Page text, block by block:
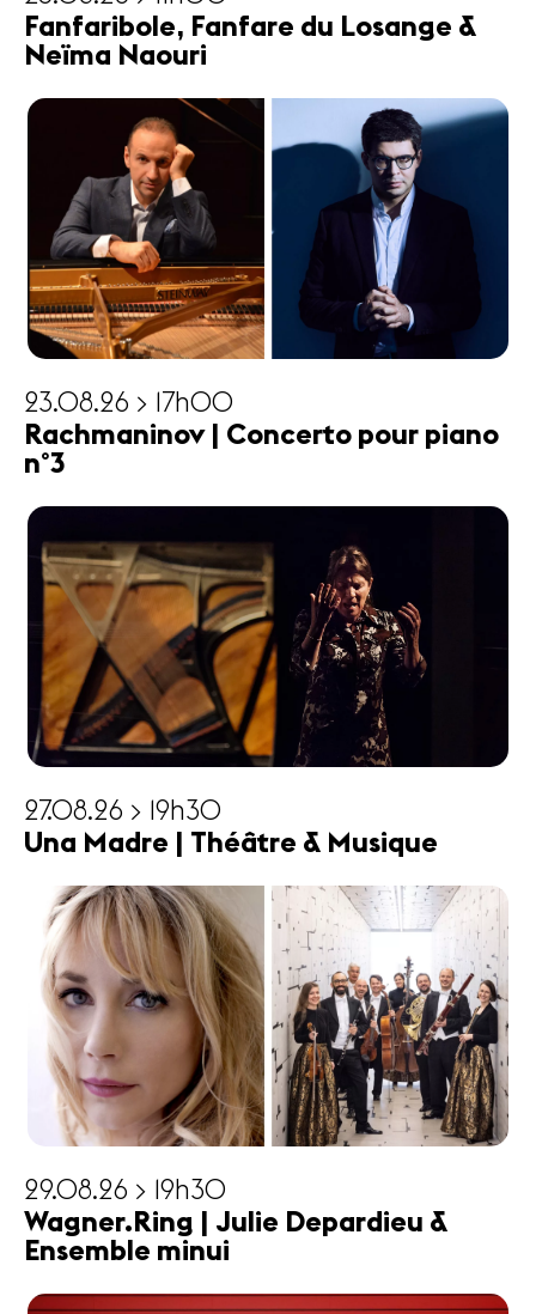
Fanfaribole, Fanfare du Losange &
Neïma Naouri
23.08.26 > 17h00
Rachmaninov | Concerto pour piano
n°3
27.08.26 > 19h30
Una Madre | Théâtre & Musique
29.08.26 > 19h30
Wagner.Ring | Julie Depardieu &
Ensemble minui